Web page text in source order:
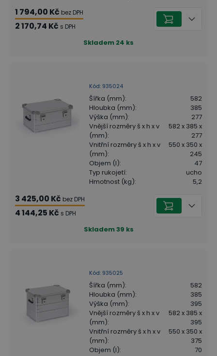
1 794,00 Kč bez DPH
2 170,74 Kč s DPH
Skladem 24 ks
Kód: 935024
Šířka (mm):
582
Hloubka (mm):
385
Výška (mm):
277
Vnější rozměry š x h x v
(mm):
582 x 385 x
277
Vnitřní rozměry š x h x v
(mm):
550 x 350 x
245
Objem (l):
47
Typ rukojetí:
ucho
Hmotnost (kg): 5,2
3 425,00 Kč bez DPH
4 144,25 Kč s DPH
Skladem39 ks
Kód: 935025
Šířka (mm):
582
Hloubka (mm):
385
Výška (mm):
395
Vnější rozměry š x h x v
(mm):
582 x 385 x
395
Vnitřní rozměry š x h x v
(mm):
550 x 350 x
375
Objem (l):
70